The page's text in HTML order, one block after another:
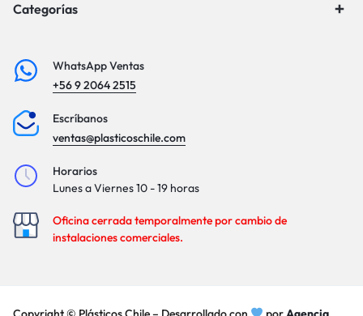
Categorías
WhatsApp Ventas
+56 9 2064 2515
Escríbanos
ventas@plasticoschile.com
Horarios
Lunes a Viernes 10 - 19 horas
Oficina cerrada temporalmente por cambio de
instalaciones comerciales.